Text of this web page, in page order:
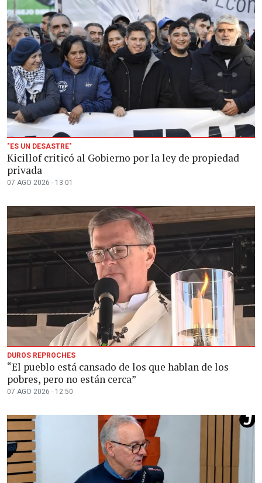
"ES UN DESASTRE"
Kicillof criticó al Gobierno por la ley de propiedad
privada
07 AGO 2026 - 13:01
DUROS REPROCHES
“El pueblo está cansado de los que hablan de los
pobres, pero no están cerca”
07 AGO 2026 - 12:50